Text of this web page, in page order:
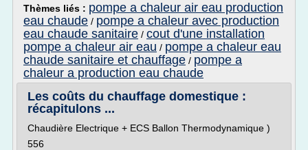
Thèmes liés : pompe a chaleur air eau production
eau chaude / pompe a chaleur avec production
eau chaude sanitaire / cout d'une installation
pompe a chaleur air eau / pompe a chaleur eau
chaude sanitaire et chauffage / pompe a
chaleur a production eau chaude
Les coûts du chauffage domestique :
récapitulons ...
Chaudière Electrique + ECS Ballon Thermodynamique )
556